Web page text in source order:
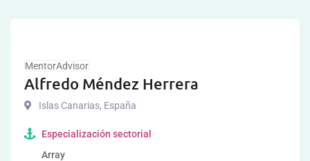
MentorAdvisor
Alfredo Méndez Herrera
Islas Canarias, España
Especialización sectorial
Array